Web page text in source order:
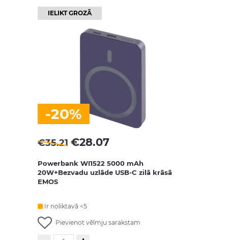
IELIKT GROZĀ
-20%
€35.21 €28.07
Powerbank WI1522 5000 mAh
20W+Bezvadu uzlāde USB-C zilā krāsā
EMOS
Ir noliktavā <5
Pievienot vēlmju sarakstam